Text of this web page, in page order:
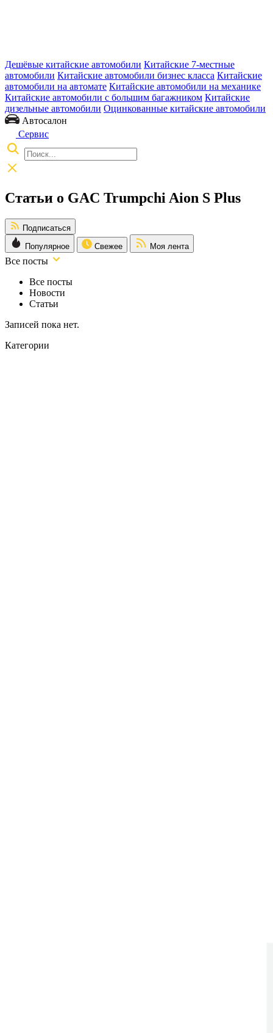
Дешёвые китайские автомобили Китайские 7-местные
автомобили Китайские автомобили бизнес класса Китайские
автомобили на автомате Китайские автомобили на механике
Китайские автомобили с большим багажником Китайские
дизельные автомобили Оцинкованные китайские автомобили
Автосалон
Сервис
Статьи о GAC Trumpchi Aion S Plus
Подписаться
Популярное
Свежее Моя лента
Все посты
Все посты
Новости
Статьи
Записей пока нет.
Категории